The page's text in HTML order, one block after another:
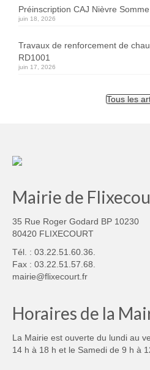
Préinscription CAJ Nièvre
juin 18, 2026
Travaux de renforcement de
RD1001
juin 17, 2026
Tous les
Mairie de
35 Rue Roger Godard BP 10230
80420 FLIXECOURT
Tél. : 03.22.51.60.36.
Fax : 03.22.51.57.68.
mairie@flixecourt.fr
Horaires de la
La Mairie est ouverte du lundi au
14 h à 18 h et le Samedi de 9 h à